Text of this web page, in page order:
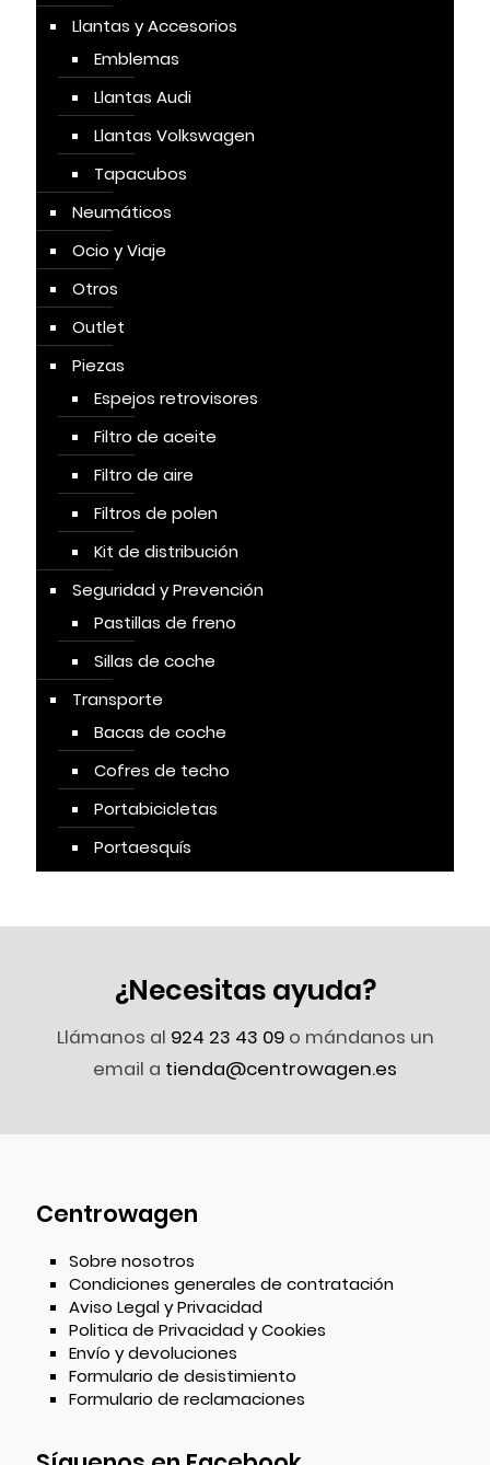
Llantas y Accesorios
Emblemas
Llantas Audi
Llantas Volkswagen
Tapacubos
Neumáticos
Ocio y Viaje
Otros
Outlet
Piezas
Espejos retrovisores
Filtro de aceite
Filtro de aire
Filtros de polen
Kit de distribución
Seguridad y Prevención
Pastillas de freno
Sillas de coche
Transporte
Bacas de coche
Cofres de techo
Portabicicletas
Portaesquís
¿Necesitas ayuda?
Llámanos al 924 23 43 09o mándanos un
email a tienda@centrowagen.es
Centrowagen
Sobre nosotros
Condiciones generales de contratación
Aviso Legal y Privacidad
Politica de Privacidad y Cookies
Envío y devoluciones
Formulario de desistimiento
Formulario de reclamaciones